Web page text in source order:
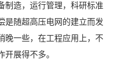
制造，运行管理，科研标准
是随超高压电网的建立而发
晚一些，在工程应用上，不
展得不多。